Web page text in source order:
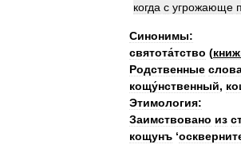
когда с угрожающе
Синонимы:
святота́тство (
Родственные
кощу́нственный,
Этимология:
Заимствовано из
кощунъ ‘